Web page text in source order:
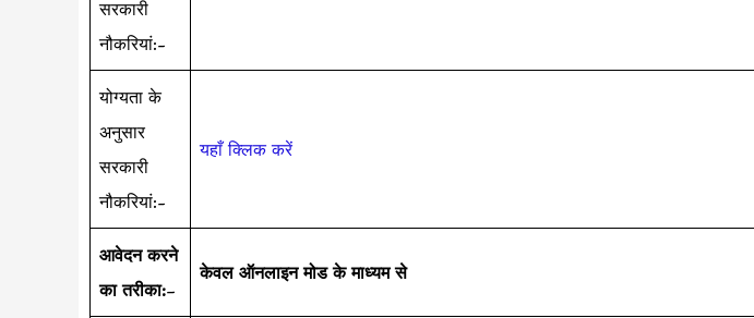
सरकारी
नौकरियां:-
योग्यता के
अनुसार
सरकारी
नौकरियां:-
यहाँ क्लिक करें
आवेदन करने
का तरीका:–
केवल ऑनलाइन मोड के माध्यम से